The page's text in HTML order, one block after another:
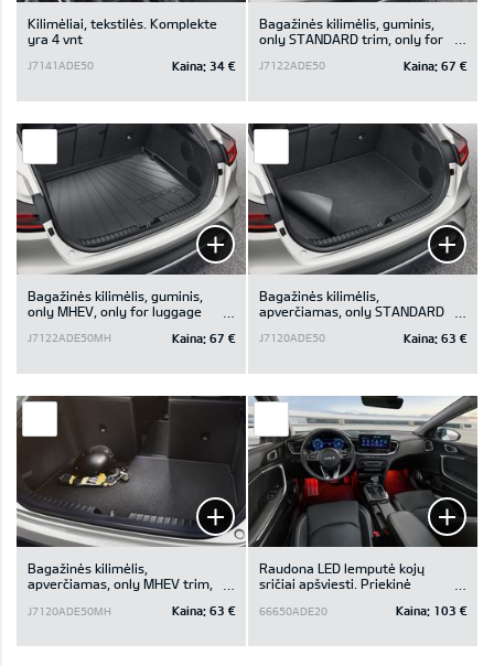
Kilimėliai, tekstilės. Komplekte
yra 4 vnt
J7141ADE50 Kaina: 34 €
Bagažinės kilimėlis, guminis,
only STANDARD trim, only for
J7122ADE50 Kaina: 67 €
Bagažinės kilimėlis, guminis,
only MHEV, only for luggage
J7122ADE50MH Kaina: 67 €
Bagažinės kilimėlis,
apverčiamas, only STANDARD
upper position
J7120ADE50 Kaina: 63 €
Bagažinės kilimėlis,
apverčiamas, only MHEV trim,
position
J7120ADE50MH Kaina: 63 €
Raudona LED lemputė kojų
sričiai apšviesti. Priekinė
66650ADE20 Kaina: 103 €